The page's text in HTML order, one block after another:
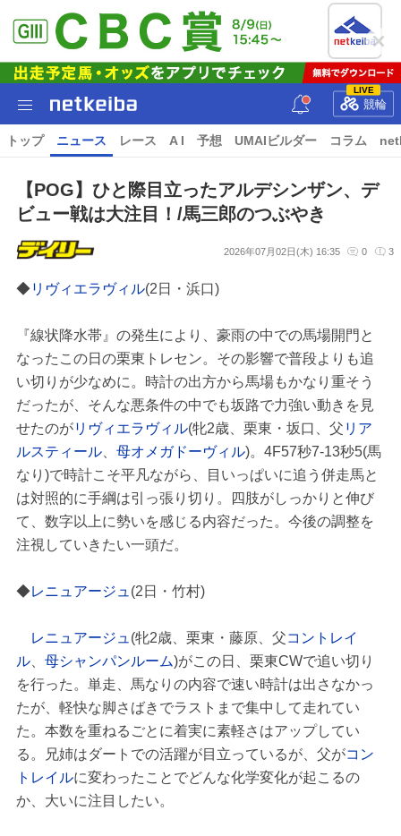
LIVE
競輪
トップ ニュース レース A I 予想 UMAIビルダー コラム
【POG】ひと際目立ったアルデシンザン、デ
ビュー戦は大注目！/馬三郎のつぶやき
2026年07月02日(木) 16:35 0 3
◆リヴィエラヴィル(2日・浜口)
『線状降水帯』の発生により、豪雨の中での馬場開門と
なったこの日の栗東トレセン。その影響で普段よりも追
い切りが少なめに。時計の出方から馬場もかなり重そう
だったが、そんな悪条件の中でも坂路で力強い動きを見
せたのがリヴィエラヴィル(牝2歳、栗東・坂口、父 リア
ルスティール
母オメガドーヴィル)。4F57秒7-13秒5(馬
なり)で時計こそ平凡ながら、目いっぱいに追う併走馬と
は対照的に手綱は引っ張り切り。四肢がしっかりと伸び
て、数字以上に勢いを感じる内容だった。今後の調整を
注視していきたい一頭だ。
◆レニュアージュ (2日・竹村)
レニュアージュ (牝2歳、栗東・藤原、父コントレイ
ル
母シャンパンルーム)がこの日、栗東CWで追い切り
を行った。単走、馬なりの内容で速い時計は出さなかっ
たが、軽快な脚さばきでラストまで集中して走れてい
た。本数を重ねるごとに着実に素軽さはアップしてい
る。兄姉はダートでの活躍が目立っているが、父がコン
トレイルに変わったことでどんな化学変化が起こるの
か、大いに注目したい。